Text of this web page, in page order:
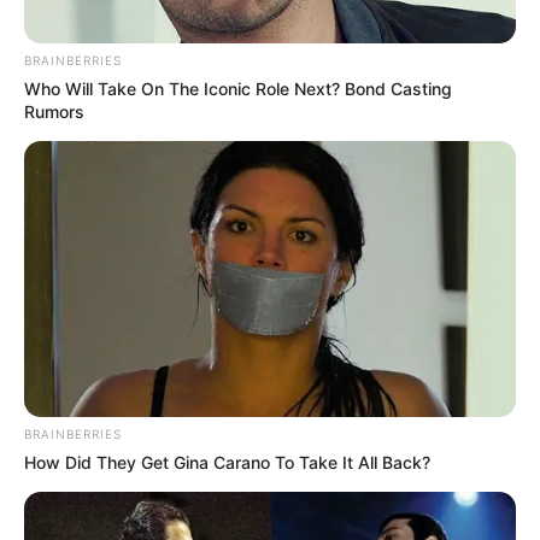
BRAINBERRIES
Who Will Take On The Iconic Role Next? Bond Casting
Rumors
BRAINBERRIES
How Did They Get Gina Carano To Take It All Back?